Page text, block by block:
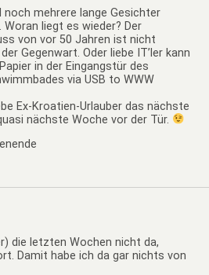
noch mehrere lange Gesichter
Woran liegt es wieder? Der
von vor 50 Jahren ist nicht
Gegenwart. Oder liebe IT’ler kann
in der Eingangstür des
via USB to WWW
Ex-Kroatien-Urlauber das nächste
nächste Woche vor der Tür.
die letzten Wochen nicht da,
Damit habe ich da gar nichts von